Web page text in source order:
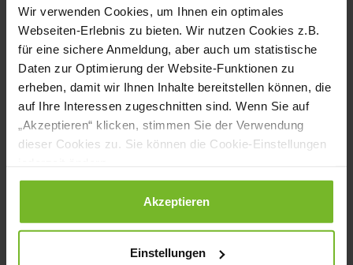
Wir verwenden Cookies, um Ihnen ein optimales
Webseiten-Erlebnis zu bieten. Wir nutzen Cookies z.B.
für eine sichere Anmeldung, aber auch um statistische
Daten zur Optimierung der Website-Funktionen zu
erheben, damit wir Ihnen Inhalte bereitstellen können, die
auf Ihre Interessen zugeschnitten sind. Wenn Sie auf
„Akzeptieren“ klicken, stimmen Sie der Verwendung
dieser Cookies zu. Sie können die Cookie-Einstellungen
Datenschutzerklärung|Impressum
Akzeptieren
Einstellungen
Traum vom eigenen Restaurant
Für Dennis Straubmüller steht fest, dass er
auch nach Abschluss seiner Ausbildung im
Sommer 2026 den Fokus weiter auf die
Sternegastronomie legen möchte. Konkret
anschließend im Ausland im Auge hat. In
den nächsten Jahren möchte er jedenfalls